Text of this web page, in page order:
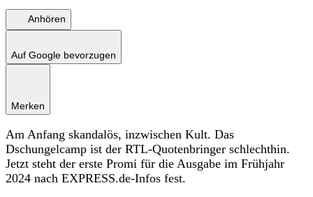
Anhören
Auf Google bevorzugen
Merken
Am Anfang skandalös, inzwischen Kult. Das
Dschungelcamp ist der RTL-Quotenbringer schlechthin.
Jetzt steht der erste Promi für die Ausgabe im Frühjahr
2024 nach EXPRESS.de-Infos fest.